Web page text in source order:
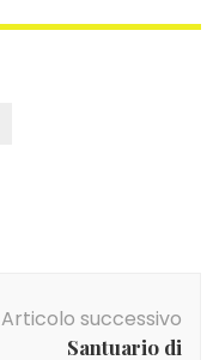
Articolo successivo
Santuario di